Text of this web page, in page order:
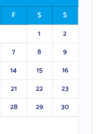
F S
S
1
2
7 8
9
14 15
16
21 22
23
28 29
30